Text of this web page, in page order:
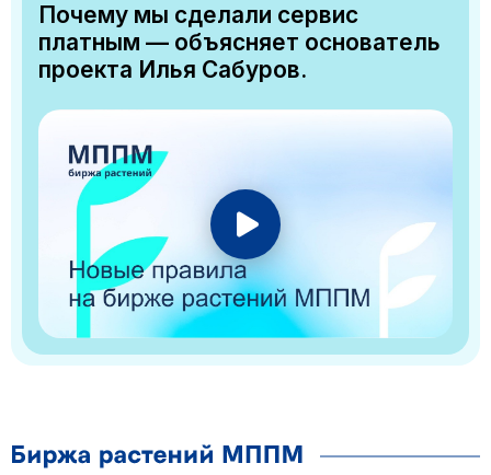
Почему мы сделали сервис
платным — объясняет основатель
проекта Илья Сабуров.